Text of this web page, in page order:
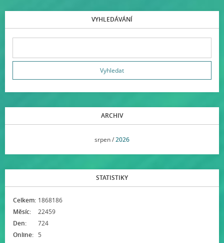
VYHLEDÁVÁNÍ
ARCHIV
srpen /2026
STATISTIKY
Online: 5
Celkem: 1868186
Měsíc:
22459
Den:
724